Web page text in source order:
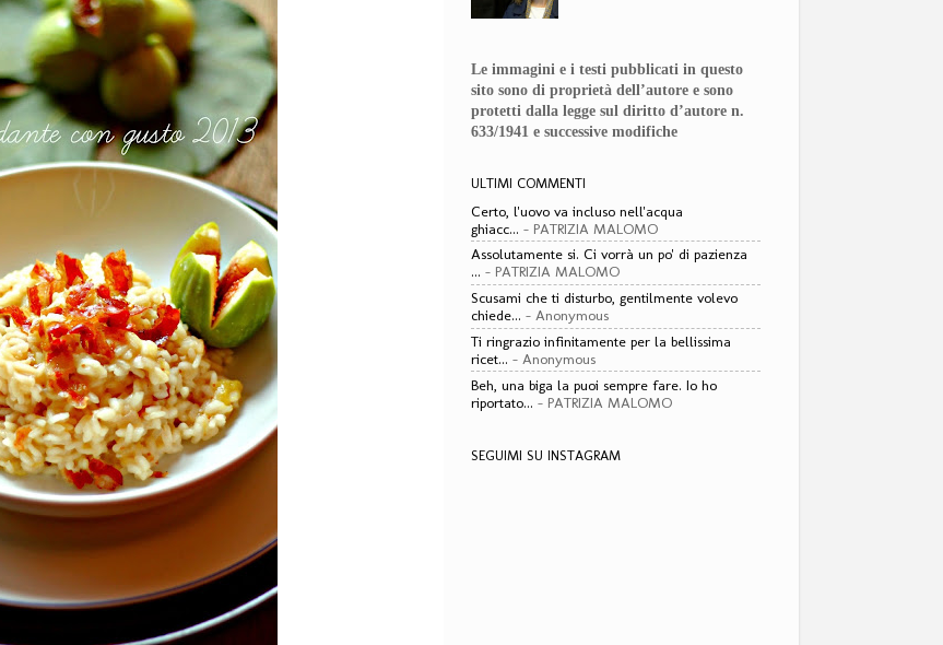
Le immagini e i testi pubblicati in questo
sito sono di proprietà dell’autore e sono
protetti dalla legge sul diritto d’autore n.
633/1941 e successive modifiche
ULTIMI COMMENTI
Certo, l'uovo va incluso nell'acqua
ghiacc... - PATRIZIA MALOMO
Assolutamente si. Ci vorrà un po' di pazienza
... - PATRIZIA MALOMO
Scusami che ti disturbo, gentilmente volevo
chiede... - Anonymous
Ti ringrazio infinitamente per la bellissima
ricet... - Anonymous
Beh, una biga la puoi sempre fare. Io ho
riportato... - PATRIZIA MALOMO
SEGUIMI SU INSTAGRAM